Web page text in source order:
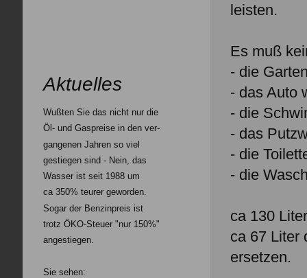
leisten.
Es muß
- die
- das Auto
- die
- das
- die
- die
ca 130
ca 67 Liter
ersetzen.
Aktuelles
Wußten Sie das nicht nur die
Öl- und Gaspreise in den ver-
gangenen Jahren so viel
gestiegen sind - Nein, das
Wasser ist seit 1988 um
ca 350% teurer geworden.
Sogar der Benzinpreis ist
trotz ÖKO-Steuer "nur 150%"
angestiegen.
Sie sehen: